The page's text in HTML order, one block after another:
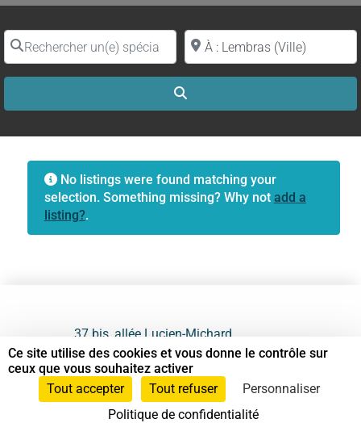
Rechercher un(e) spécialiste par nomProche de (ville ou région)
No listings were found matching your
selection. Something missing? Why not add a
listing?.
37 bis, allée Lucien-Michard
93190 Livry-Gargan
06 61 87 28 09
Ce site utilise des cookies et vous donne le contrôle sur
ceux que vous souhaitez activer
Tout accepter
Tout refuser
Personnaliser
Politique de confidentialité